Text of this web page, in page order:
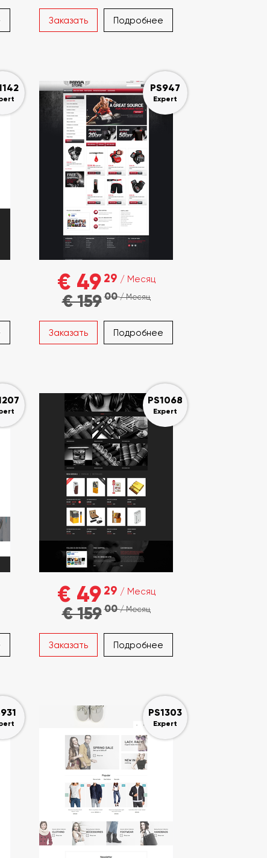
Заказать Подробнее
PS947
Expert
€ 49 29 / Месяц
€ 15900/ Месяц
Заказать Подробнее
PS1068
Expert
€ 49 29 / Месяц
€ 15900/ Месяц
Заказать Подробнее
PS1303
Expert